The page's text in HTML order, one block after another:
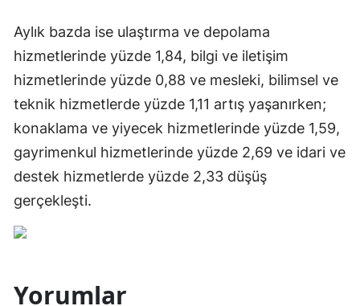
Aylık bazda ise ulaştırma ve depolama
hizmetlerinde yüzde 1,84, bilgi ve iletişim
hizmetlerinde yüzde 0,88 ve mesleki, bilimsel ve
teknik hizmetlerde yüzde 1,11 artış yaşanırken;
konaklama ve yiyecek hizmetlerinde yüzde 1,59,
gayrimenkul hizmetlerinde yüzde 2,69 ve idari ve
destek hizmetlerde yüzde 2,33 düşüş
gerçekleşti.
Yorumlar